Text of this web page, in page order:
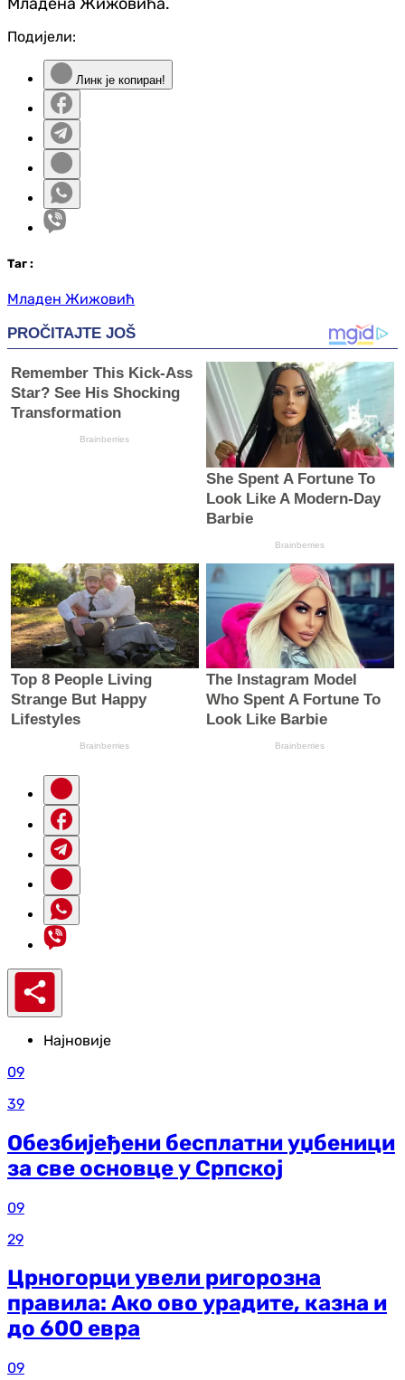
Подијели:
Линк је копиран!
Таг :
Младен Жижовић
Најновије
09
39
Обезбијеђени бесплатни уџбеници
за све основце у Српској
09
29
Црногорци увели ригорозна
правила: Ако ово урадите, казна и
до 600 евра
09